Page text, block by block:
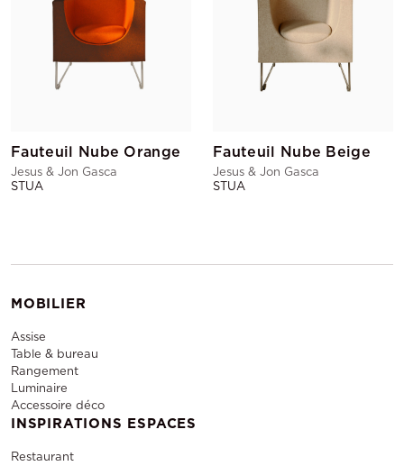
Fauteuil Nube Orange
Jesus & Jon Gasca
STUA
Fauteuil Nube Beige
Jesus & Jon Gasca
STUA
MOBILIER
Assise
Table & bureau
Rangement
Luminaire
Accessoire déco
INSPIRATIONS ESPACES
Restaurant